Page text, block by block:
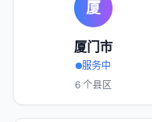
厦
厦门市
服务中
6 个县区